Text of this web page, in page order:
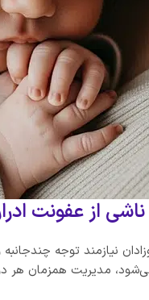
ناشی از عفونت
نیازمند توجه
مدیریت همزمان هر